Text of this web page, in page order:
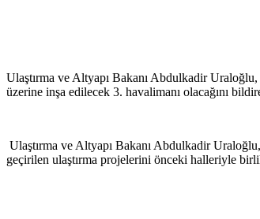
Ulaştırma ve Altyapı Bakanı Abdulkadir
üzerine inşa edilecek 3. havalimanı olacağını
Ulaştırma ve Altyapı Bakanı Abdulkadir
geçirilen ulaştırma projelerini önceki halleriyle